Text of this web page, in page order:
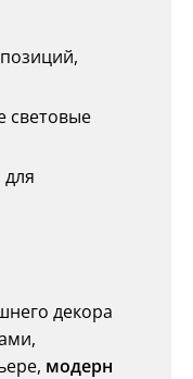
световые
декора
модерн